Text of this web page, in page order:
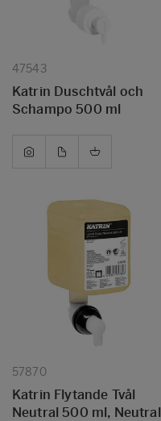
47543
Katrin Duschtvål och
Schampo 500 ml
57870
Katrin Flytande Tvål
Neutral 500 ml, Neutral